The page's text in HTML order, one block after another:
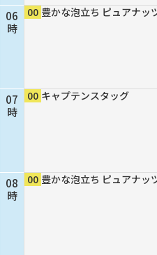
06
時
07
時
08
時
00 豊かな泡立ち ピュアナッ
00 キャプテンスタッグ
00 豊かな泡立ち ピュアナッ